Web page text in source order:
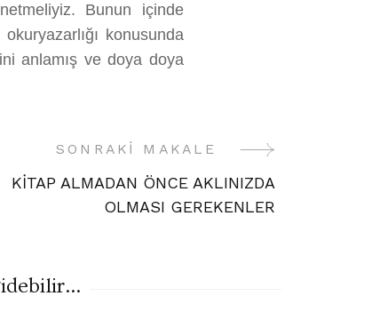
Bunun içinde
konusunda
anlamış ve doya doya
SONRAKI MAKALE
KİTAP ALMADAN ÖNCE AKLINIZDA
OLMASI GEREKENLER